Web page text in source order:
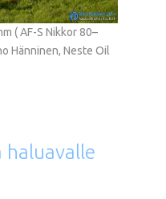
( AF-S Nikkor 80–
Hänninen, Neste Oil
haluavalle